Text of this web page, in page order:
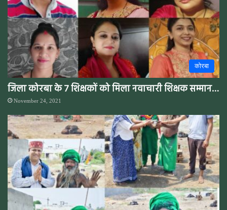
कोरबा
जिला कोरबा के 7 शिक्षकों को मिला नवाचारी शिक्षक सम्मान…
November 24, 2021